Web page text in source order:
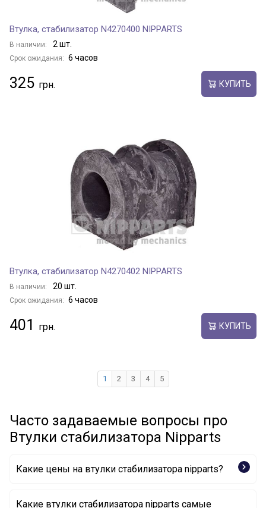
Втулка, стабилизатор N4270400 NIPPARTS
В наличии: 2 шт.
Срок ожидания: 6 часов
325 КУПИТЬ
Втулка, стабилизатор N4270402 NIPPARTS
В наличии: 20 шт.
Срок ожидания: 6 часов
401 КУПИТЬ
1 2 3 4 5
Часто задаваемые вопросы про
Втулки стабилизатора Nipparts
Какие цены на втулки стабилизатора nipparts?
Какие втулки стабилизатора nipparts самые